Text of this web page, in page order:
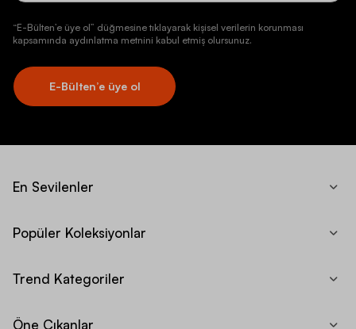
“E-Bülten’e üye ol” düğmesine tıklayarak kişisel verilerin korunması
kapsamında aydınlatma metnini kabul etmiş olursunuz.
E-Bülten’e üye ol
En Sevilenler
Popüler Koleksiyonlar
Trend Kategoriler
Öne Çıkanlar